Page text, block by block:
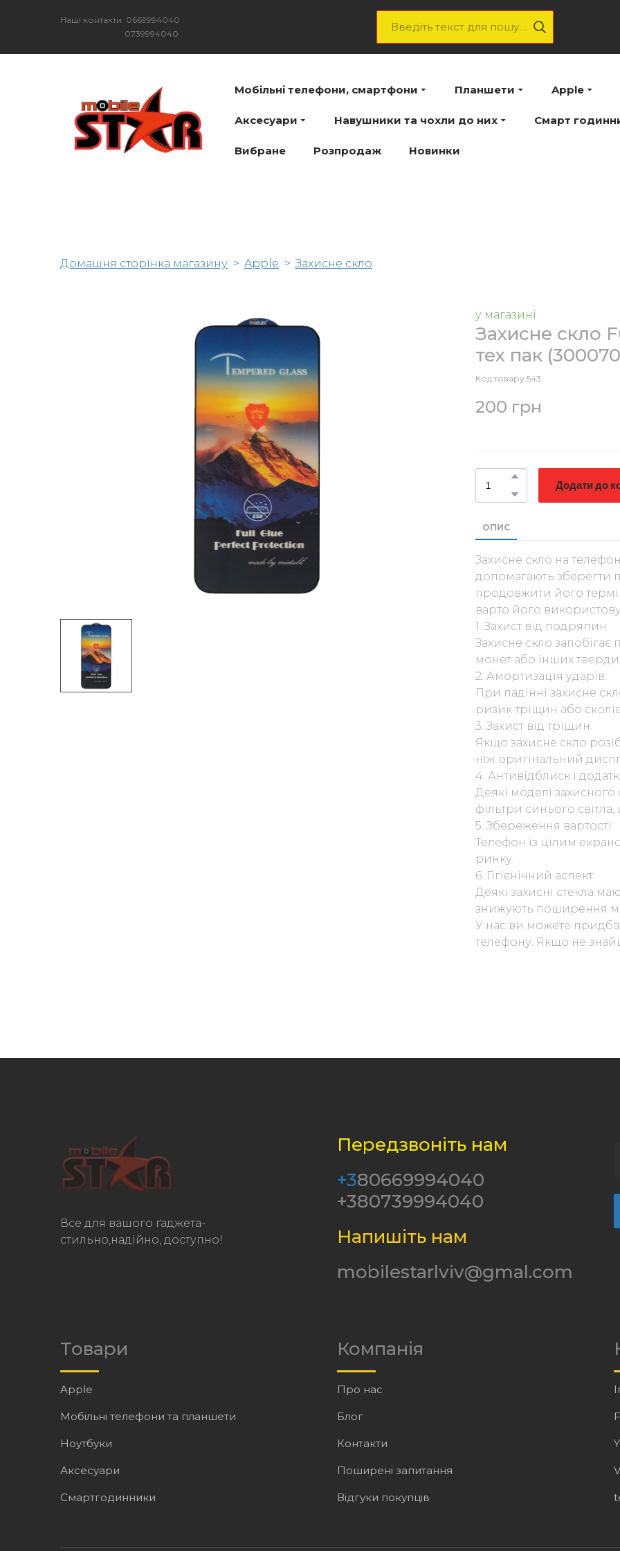
Наші контакти: 0669994040
0739994040
Мобільні телефони, смартфони Планшети Apple
Аксесуари Навушники та чохли до них Смарт
Вибране Розпродаж Новинки
Домашня сторінка магазину Apple Захисне скло
у магазині
Захисне скло
тех пак
Код товару 543
200 грн
Додати до
ОПИС
Захисне скло на
допомагають зберегти
продовжити його
варто його
1. Захист від подряпин:
Захисне скло запобігає
монет або інших
2. Амортизація ударів:
При падінні захисне
ризик тріщин або
3. Захист від тріщин:
Якщо захисне скло
ніж оригінальний
4. Антивідблиск і
Деякі моделі
фільтри синього
5. Збереження вартості:
Телефон із цілим
ринку.
6. Гігієнічний аспект:
Деякі захисні стекла
знижують поширення
У нас ви можете
телефону. Якщо не
Все для вашого ґаджета-
стильно,надійно, доступно!
Передзвоніть нам
+380669994040
+380739994040
Напишіть нам
mobilestarlviv@gmal.com
Товари
Apple
Мобільні телефони та планшети
Ноутбуки
Аксесуари
Смартгодинники
Компанія
Про нас
Блог
Контакти
Поширені запитання
Відгуки покупців